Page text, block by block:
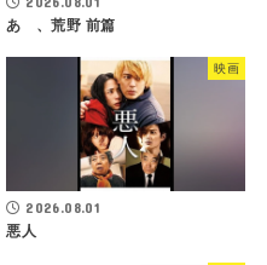
あゝ、荒野 前篇
映画
2026.08.01
悪人